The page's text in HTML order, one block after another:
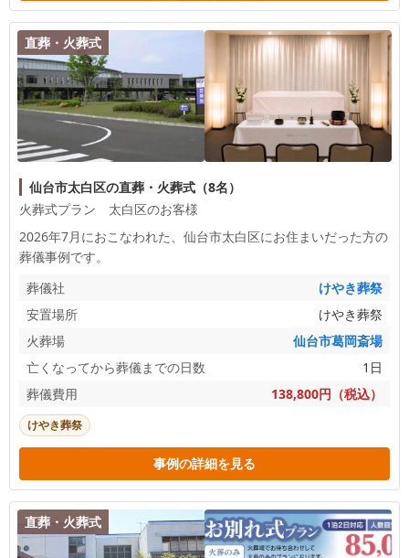
直葬・火葬式
仙台市太白区の直葬・火葬式（8名）
火葬式プラン 太白区のお客様
2026年7月におこなわれた、 仙台市太白区にお住まいだった方の
葬儀事例です。
葬儀社
けやき葬祭
安置場所
けやき葬祭
火葬場
仙台市葛岡斎場
亡くなってから葬儀までの日数
1日
葬儀費用
138,800円（税込）
けやき葬祭
事例の詳細を見る
直葬・火葬式